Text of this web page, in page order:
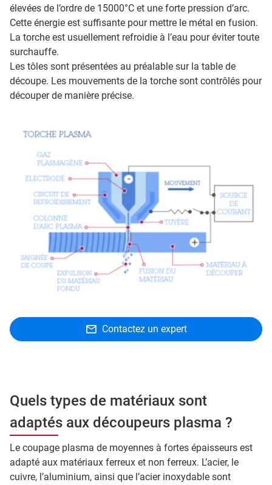
élevées de l’ordre de 15000°C et une forte pression d’arc.
Cette énergie est suffisante pour mettre le métal en fusion.
La torche est usuellement refroidie à l’eau pour éviter toute
surchauffe.
Les tôles sont présentées au préalable sur la table de
découpe. Les mouvements de la torche sont contrôlés pour
découper de manière précise.
Contactez un expert
Quels types de matériaux sont
adaptés aux découpeurs plasma ?
Le coupage plasma de moyennes à fortes épaisseurs est
adapté aux matériaux ferreux et non ferreux. L’acier, le
cuivre, l’aluminium, ainsi que l’acier inoxydable sont